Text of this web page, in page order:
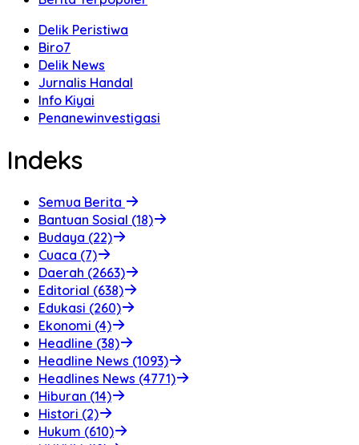
Delik Peristiwa
Biro7
Delik News
Jurnalis Handal
Info Kiyai
Penanewinvestigasi
Indeks
Semua Berita
Bantuan Sosial (18)
Budaya (22)
Cuaca (7)
Daerah (2663)
Editorial (638)
Edukasi (260)
Ekonomi (4)
Headline (38)
Headline News (1093)
Headlines News (4771)
Hiburan (14)
Histori (2)
Hukum (610)